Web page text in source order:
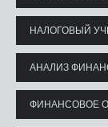
НАЛОГОВЫЙ
АНАЛИЗ
ФИНАНСОВОЕ